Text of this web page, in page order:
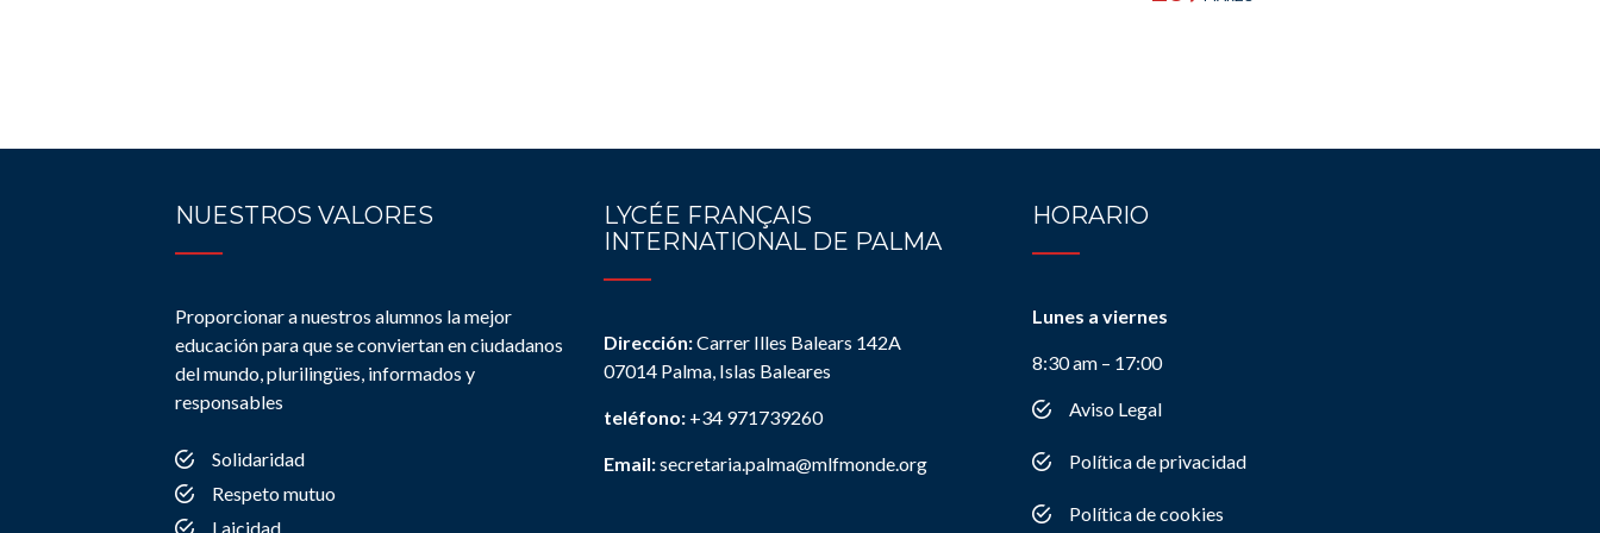
NUESTROS VALORES
Proporcionar a nuestros alumnos la mejor
educación para que se conviertan en ciudadanos
del mundo, plurilingües, informados y
responsables
Solidaridad
Respeto mutuo
Laicidad
LYCÉE FRANÇAIS
INTERNATIONAL DE PALMA
Dirección:Carrer Illes Balears 142A
07014 Palma, Islas Baleares
teléfono: +34 971739260
Email:secretaria.palma@mlfmonde.org
HORARIO
Lunes a viernes
8:30 am – 17:00
Aviso Legal
Política de privacidad
Política de cookies